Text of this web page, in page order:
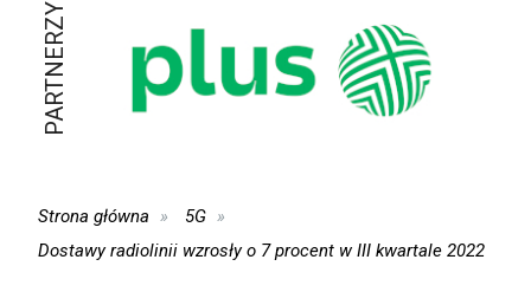
PARTNERZY
Strona główna
5G
Dostawy radiolinii wzrosły o 7 procent w III kwartale 2022